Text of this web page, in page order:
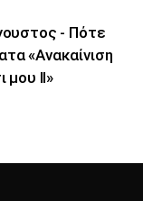
- Πότε
«Ανακαίνιση
μου ΙΙ»